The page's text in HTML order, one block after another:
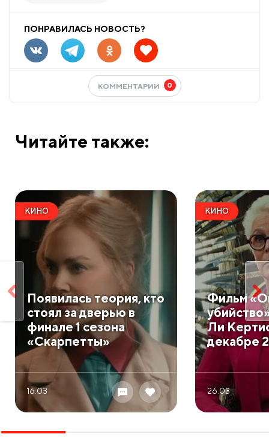
ПОНРАВИЛАСЬ НОВОСТЬ?
КОММЕНТАРИИ 0
Читайте также:
КИНО
Появилась теория, кто
стоял за дверью в
финале 1 сезона
«Скарпетты»
16.03
КИНО
Фильм
Ли
декабре
26.03